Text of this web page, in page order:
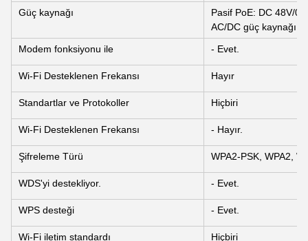
Güç kaynağı
Pasif PoE: DC 48V/
AC/DC güç kaynağı:
Modem fonksiyonu ile
- Evet.
Wi-Fi Desteklenen Frekansı Hayır
Standartlar ve Protokoller Hiçbiri
Wi-Fi Desteklenen Frekansı - Hayır.
Şifreleme Türü WPA2-PSK, WPA2,
WDS'yi destekliyor. - Evet.
WPS desteği - Evet.
Wi-Fi iletim standardı Hiçbiri